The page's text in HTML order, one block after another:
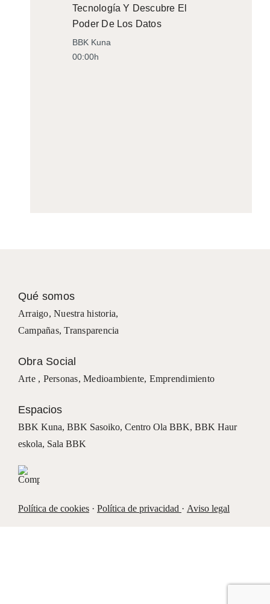
Tecnología Y Descubre El
Poder De Los Datos
BBK Kuna
00:00h
Qué somos
Arraigo,Nuestra historia,
Campañas, Transparencia
Obra Social
Arte , Personas,Medioambiente, Emprendimiento
Espacios
BBK Kuna, BBK Sasoiko, Centro Ola BBK, BBK Haur
eskola, Sala BBK
Política de cookies· Política de privacidad · Aviso legal